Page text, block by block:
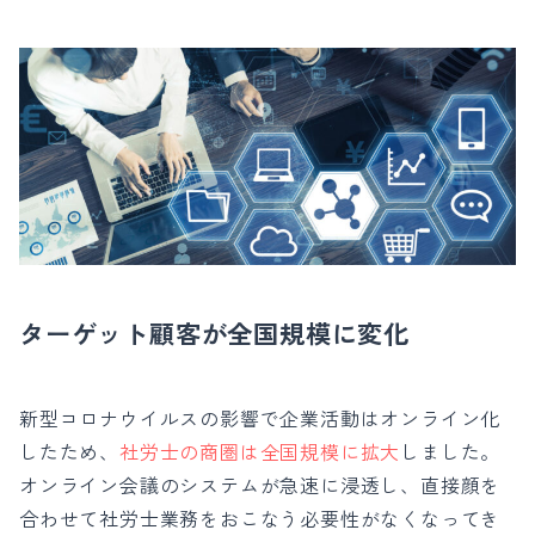
ターゲット顧客が全国規模に変化
新型コロナウイルスの影響で企業活動はオンライン化
したため、 社労士の商圏は全国規模に拡大 しました。
オンライン会議のシステムが急速に浸透し、直接顔を
合わせて社労士業務をおこなう必要性がなくなってき